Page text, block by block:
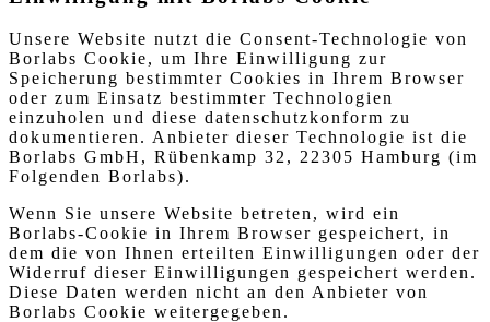
Unsere Website nutzt die Consent-Technologie von
Borlabs Cookie, um Ihre Einwilligung zur
Speicherung bestimmter Cookies in Ihrem Browser
oder zum Einsatz bestimmter Technologien
einzuholen und diese datenschutzkonform zu
dokumentieren. Anbieter dieser Technologie ist die
Borlabs GmbH, Rübenkamp 32, 22305 Hamburg (im
Folgenden Borlabs).
Wenn Sie unsere Website betreten, wird ein
Borlabs-Cookie in Ihrem Browser gespeichert, in
dem die von Ihnen erteilten Einwilligungen oder der
Widerruf dieser Einwilligungen gespeichert werden.
Diese Daten werden nicht an den Anbieter von
Borlabs Cookie weitergegeben.